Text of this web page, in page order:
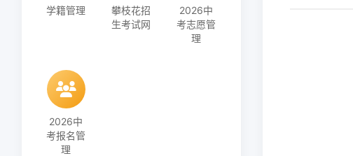
学籍管理
攀枝花招
生考试网
2026中
考志愿管
理
2026中
考报名管
理